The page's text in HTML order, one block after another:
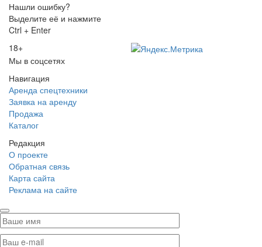
Нашли ошибку?
Выделите её и нажмите
Ctrl + Enter
18+
Мы в соцсетях
Навигация
Аренда спецтехники
Заявка на аренду
Продажа
Каталог
Редакция
О проекте
Обратная связь
Карта сайта
Реклама на сайте